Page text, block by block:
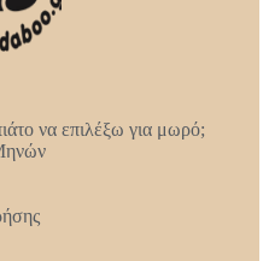
να επιλέξω για μωρό;